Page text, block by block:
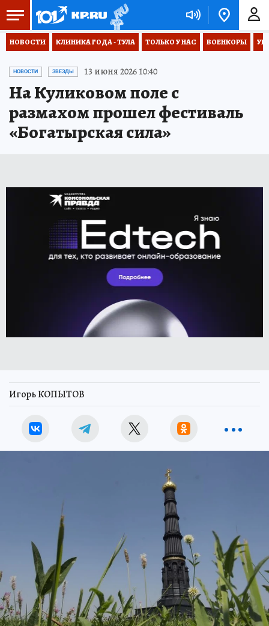
НОВОСТИ КЛИНИКА ГОДА - ТУЛА ТОЛЬКО У НАС ВОЕНКОРЫ
НОВОСТИ ЗВЕЗДЫ 13 июня 2026 10:40
На Куликовом поле с
размахом прошел фестиваль
«Богатырская сила»
Игорь КОПЫТОВ